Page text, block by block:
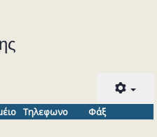
Τηλεφωνο Φάξ